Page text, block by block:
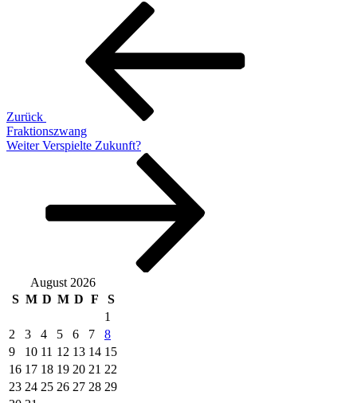
Beitragsnavigation
Zurück
Fraktionszwang
Nächster
Weiter Verspielte Zukunft?
August 2026
S M D M D F
S
1
2
3 4 5 6 7
8
9
10 11 12 13 14 15
16 17 18 19 20 21 22
23 24 25 26 27 28 29